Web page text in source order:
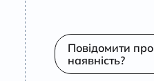
Повідомити про
наявність?